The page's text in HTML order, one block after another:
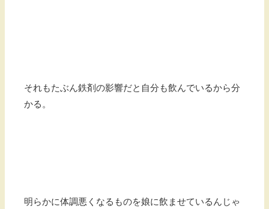
それもたぶん鉄剤の影響だと自分も飲んでいるから分
かる。
明らかに体調悪くなるものを娘に飲ませているんじゃ